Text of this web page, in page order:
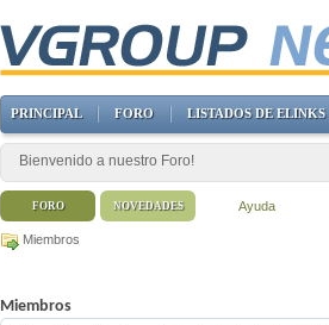
Miembros
Miembros
PRINCIPAL FORO LISTADOS DE ELINKS
Bienvenido a nuestro Foro!
FORO Ayuda
NOVEDADES